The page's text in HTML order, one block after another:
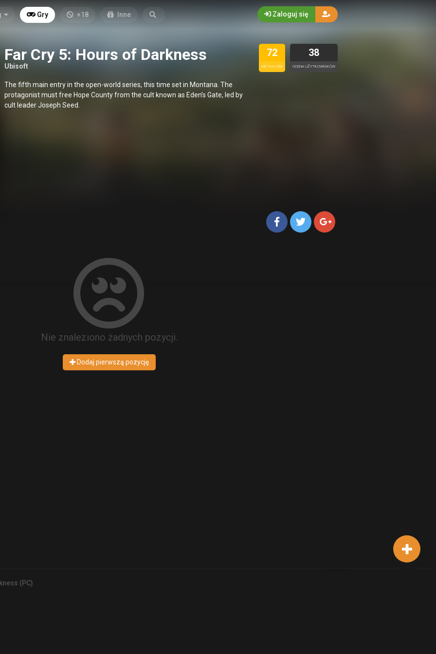
Gry +18 Inne Zaloguj się
Far Cry 5: Hours of Darkness
Ubisoft
72
METASCORE
38
OCENA UŻYTKOWNIKÓW
The fifth main entry in the open-world series, this time set in Montana. The
protagonist must free Hope County from the cult known as Eden’s Gate, led by
cult leader Joseph Seed.
Nie znaleziono żadnych pozycji.
Dodaj pierwszą pozycję
(PC)